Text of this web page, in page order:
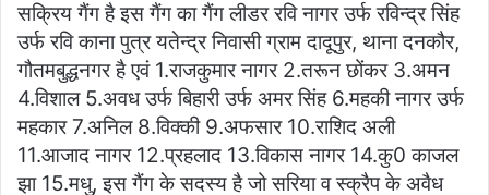
सक्रिय गैंग है इस गैंग का गैंग लीडर रवि नागर उर्फ रविन्द्र सिंह
उर्फ रवि काना पुत्र यतेन्द्र निवासी ग्राम दादूपुर, थाना दनकौर,
गौतमबुद्धनगर है एवं 1.राजकुमार नागर 2.तरून छोंकर 3.अमन
4.विशाल 5.अवध उर्फ बिहारी उर्फ अमर सिंह 6.महकी नागर उर्फ
महकार 7.अनिल 8.विक्की 9.अफसार 10.राशिद अली
11.आजाद नागर 12.प्रहलाद 13.विकास नागर 14.कु0 काजल
झा 15.मधु, इस गैंग के सदस्य है जो सरिया व स्क्रैप के अवैध